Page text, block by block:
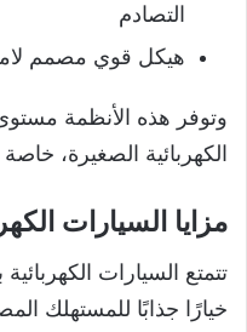
التصادم
هيكل قوي مصمم
وتوفر هذه الأنظمة
الكهربائية الصغيرة،
مزايا السيارات
تتمتع السيارات
خيارًا جذابًا للمستهلك